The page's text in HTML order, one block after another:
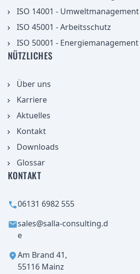
ISO 14001 - Umweltmanagement
ISO 45001 - Arbeitsschutz
ISO 50001 - Energiemanagement
NÜTZLICHES
Über uns
Karriere
Aktuelles
Kontaktaufnehmen
Downloads
Glossar
KONTAKT
06131 6982 555
sales@salla-consulting.d
e
Am Brand 41,
55116 Mainz